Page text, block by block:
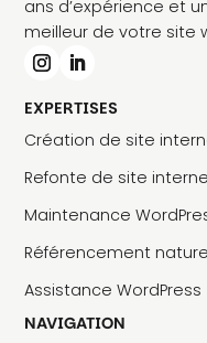
ans d’expérience et
meilleur de votre site
EXPERTISES
Création de site
Refonte de site
Maintenance
Référencement
Assistance WordPress
NAVIGATION